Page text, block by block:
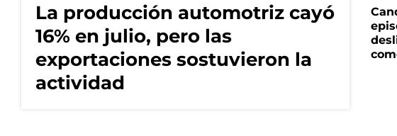
La producción automotriz cayó
16% en julio, pero las
exportaciones sostuvieron la
actividad